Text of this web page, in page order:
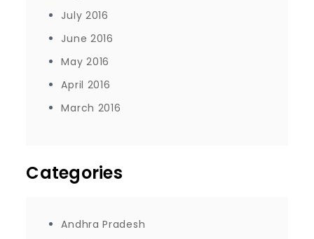
July 2016
June 2016
May 2016
April 2016
March 2016
Categories
Andhra Pradesh